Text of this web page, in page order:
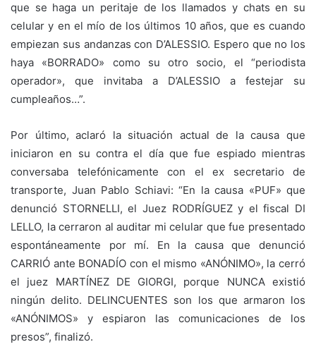
que se haga un peritaje de los llamados y chats en su
celular y en el mío de los últimos 10 años, que es cuando
empiezan sus andanzas con D’ALESSIO. Espero que no los
haya «BORRADO» como su otro socio, el “periodista
operador», que invitaba a D’ALESSIO a festejar su
cumpleaños…”.
Por último, aclaró la situación actual de la causa que
iniciaron en su contra el día que fue espiado mientras
conversaba telefónicamente con el ex secretario de
transporte, Juan Pablo Schiavi: “En la causa «PUF» que
denunció STORNELLI, el Juez RODRÍGUEZ y el fiscal DI
LELLO, la cerraron al auditar mi celular que fue presentado
espontáneamente por mí. En la causa que denunció
CARRIÓ ante BONADÍO con el mismo «ANÓNIMO», la cerró
el juez MARTÍNEZ DE GIORGI, porque NUNCA existió
ningún delito. DELINCUENTES son los que armaron los
«ANÓNIMOS» y espiaron las comunicaciones de los
presos”, finalizó.